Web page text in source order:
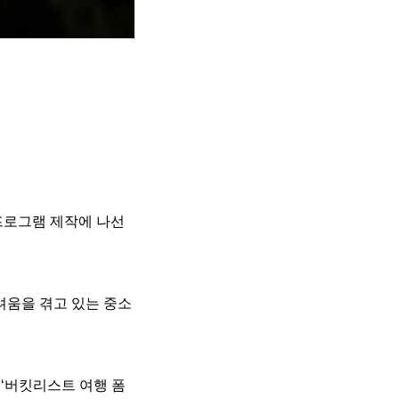
그램 제작에 나선
을 겪고 있는 중소
킷리스트 여행 폼